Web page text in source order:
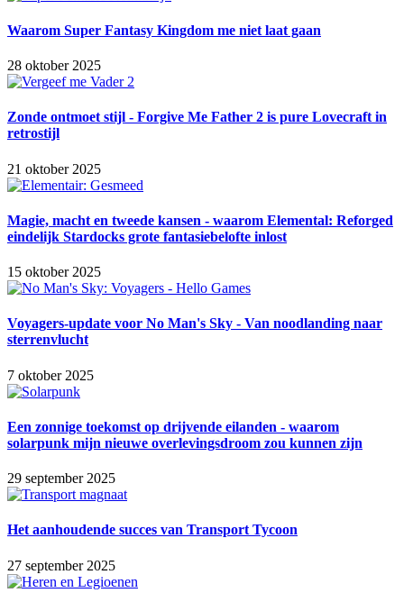
Waarom Super Fantasy Kingdom me niet laat gaan
28 oktober 2025
Zonde ontmoet stijl - Forgive Me Father 2 is pure Lovecraft in
retrostijl
21 oktober 2025
Magie, macht en tweede kansen - waarom Elemental: Reforged
eindelijk Stardocks grote fantasiebelofte inlost
15 oktober 2025
Voyagers-update voor No Man's Sky - Van noodlanding naar
sterrenvlucht
7 oktober 2025
Een zonnige toekomst op drijvende eilanden - waarom
solarpunk mijn nieuwe overlevingsdroom zou kunnen zijn
29 september 2025
Het aanhoudende succes van Transport Tycoon
27 september 2025